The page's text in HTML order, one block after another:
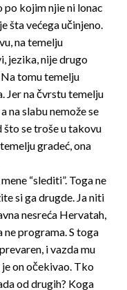
po kojim njie ni lonac
šta većega učinjeno.
na temelju
jezika, nije drugo
tomu temelju
Jer na čvrstu temelju
na slabu nemože se
što se troše u takovu
gradeć, ona
“slediti”. Toga ne
si ga drugde. Ja niti
nesreća Hervatah,
ne programa. S toga
i vazda mu
on očekivao. Tko
od drugih? Koga